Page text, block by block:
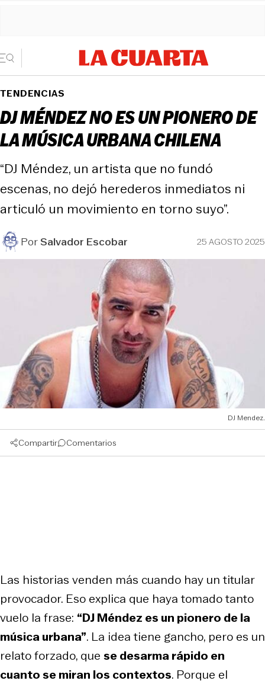
TENDENCIAS
DJ MÉNDEZ NO ES UN PIONERO DE
LA MÚSICA URBANA CHILENA
“DJ Méndez, un artista que no fundó
escenas, no dejó herederos inmediatos ni
articuló un movimiento en torno suyo”.
PorSalvador Escobar 25 AGOSTO 2025
DJ Mendez.
Compartir Comentarios
Las historias venden más cuando hay un titular
provocador. Eso explica que haya tomado tanto
vuelo la frase: “DJ Méndez es un pionero de la
música urbana”. La idea tiene gancho, pero es un
relato forzado, que se desarma rápido en
cuanto se miran los contextos. Porque el